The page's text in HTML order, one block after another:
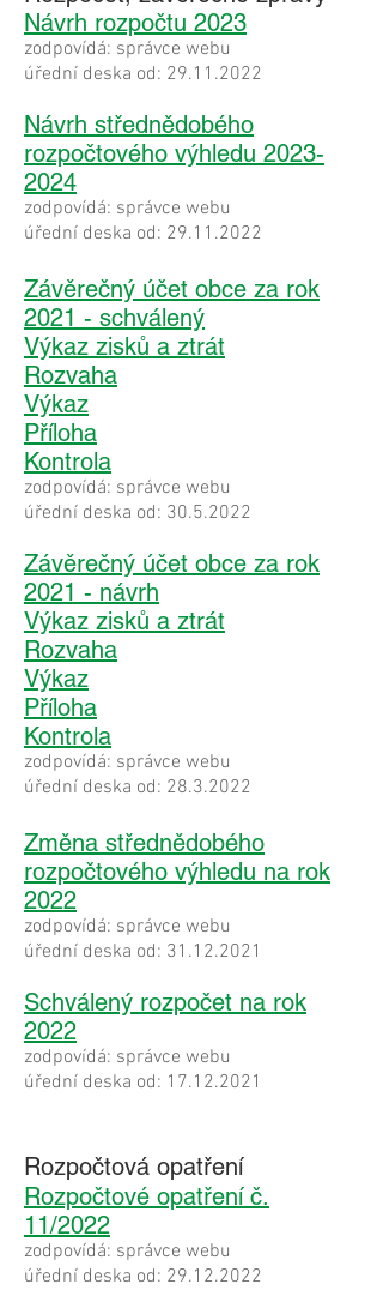
Návrh rozpočtu 2023
zodpovídá: správce webu
úřední deska od: 29.11.2022
Návrh střednědobého
rozpočtového výhledu 2023-
2024
zodpovídá: správce webu
úřední deska od: 29.11.2022
Závěrečný účet obce za rok
2021 - schválený
Výkaz zisků a ztrát
Rozvaha
Výkaz
Příloha
Kontrola
zodpovídá: správce webu
úřední deska od: 30.5.2022
Závěrečný účet obce za rok
2021 - návrh
Výkaz zisků a ztrát
Rozvaha
Výkaz
Příloha
Kontrola
zodpovídá: správce webu
úřední deska od: 28.3.2022
Změna střednědobého
rozpočtového výhledu na rok
2022
zodpovídá: správce webu
úřední deska od: 31.12.2021
Schválený rozpočet na rok
2022
zodpovídá: správce webu
úřední deska od: 17.12.2021
Rozpočtová opatření
Rozpočtové opatření č.
11/2022
zodpovídá: správce webu
úřední deska od: 29.12.2022